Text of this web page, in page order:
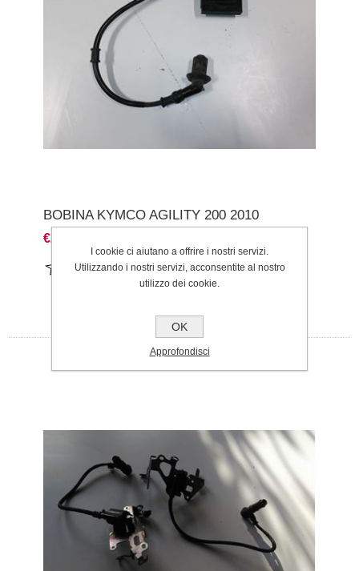
BOBINA KYMCO AGILITY 200 2010
€20,00
I cookie ci aiutano a offrire i nostri servizi.
Utilizzando i nostri servizi, acconsentite al nostro
utilizzo dei cookie.
OK
Approfondisci